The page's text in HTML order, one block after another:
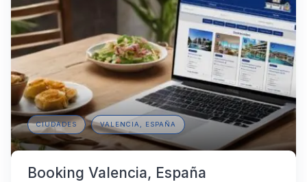
CIUDADES VALENCIA, ESPAÑA
Booking Valencia, España